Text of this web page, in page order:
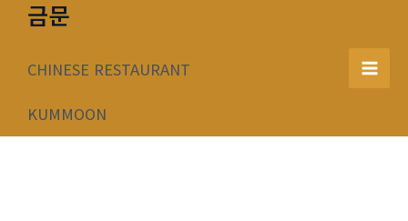
너
금문
CHINESE RESTAURANT
KUMMOON
Main